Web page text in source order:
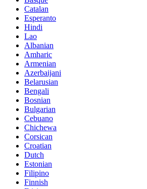
Catalan
Esperanto
Hindi
Lao
Albanian
Amharic
Armenian
Azerbaijani
Belarusian
Bengali
Bosnian
Bulgarian
Cebuano
Chichewa
Corsican
Croatian
Dutch
Estonian
Filipino
Finnish